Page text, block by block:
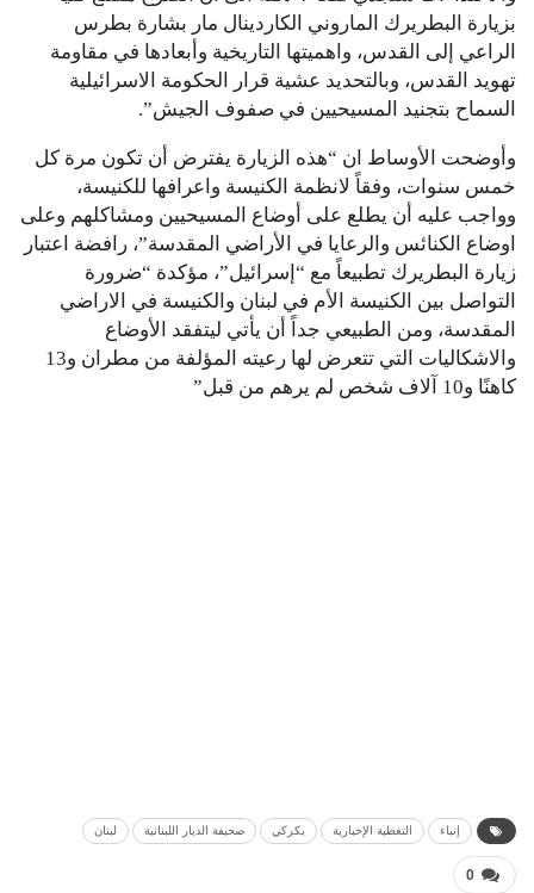
بزيارة البطريرك الماروني الكاردينال مار بشارة بطرس
الراعي إلى القدس، واهميتها التاريخية وأبعادها في مقاومة
تهويد القدس، وبالتحديد عشية قرار الحكومة الاسرائيلية
السماح بتجنيد المسيحيين في صفوف الجيش”.
وأوضحت الأوساط ان “هذه الزيارة يفترض أن تكون مرة كل
خمس سنوات، وفقاً لانظمة الكنيسة واعرافها للكنيسة،
وواجب عليه أن يطلع على أوضاع المسيحيين ومشاكلهم وعلى
اوضاع الكنائس والرعايا في الأراضي المقدسة”، رافضة اعتبار
زيارة البطريرك تطبيعاً مع “إسرائيل”، مؤكدة “ضرورة
التواصل بين الكنيسة الأم في لبنان والكنيسة في الاراضي
المقدسة، ومن الطبيعي جداً أن يأتي ليتفقد الأوضاع
والاشكاليات التي تتعرض لها رعيته المؤلفة من مطران و13
كاهنًا و10 آلاف شخص لم يرهم من قبل”
إنباء التغطية الإخبارية بكركي صحيفة الديار اللبنانية لبنان
0